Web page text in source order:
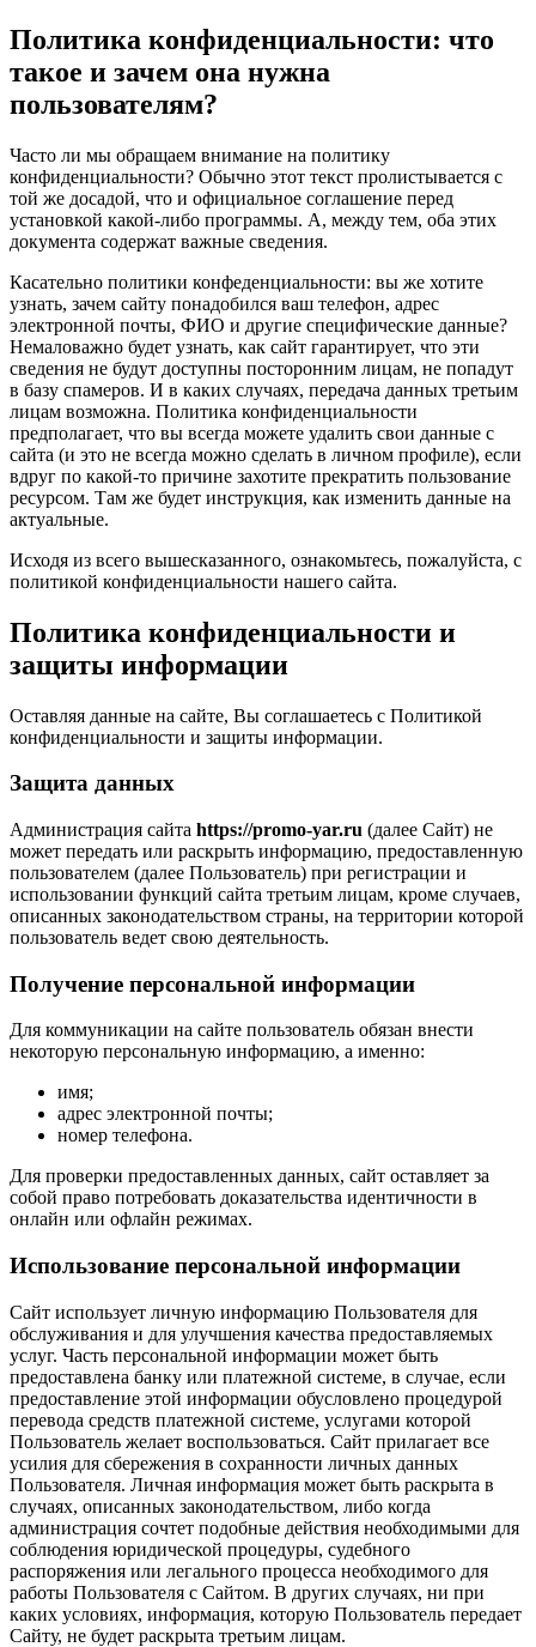
Политика конфиденциальности: что
такое и зачем она нужна
пользователям?
Часто ли мы обращаем внимание на политику
конфиденциальности? Обычно этот текст пролистывается с
той же досадой, что и официальное соглашение перед
установкой какой-либо программы. А, между тем, оба этих
документа содержат важные сведения.
Касательно политики конфеденциальности: вы же хотите
узнать, зачем сайту понадобился ваш телефон, адрес
электронной почты, ФИО и другие специфические данные?
Немаловажно будет узнать, как сайт гарантирует, что эти
сведения не будут доступны посторонним лицам, не попадут
в базу спамеров. И в каких случаях, передача данных третьим
лицам возможна. Политика конфиденциальности
предполагает, что вы всегда можете удалить свои данные с
сайта (и это не всегда можно сделать в личном профиле), если
вдруг по какой-то причине захотите прекратить пользование
ресурсом. Там же будет инструкция, как изменить данные на
актуальные.
Исходя из всего вышесказанного, ознакомьтесь, пожалуйста, с
политикой конфиденциальности нашего сайта.
Политика конфиденциальности и
защиты информации
Оставляя данные на сайте, Вы соглашаетесь с Политикой
конфиденциальности и защиты информации.
Защита данных
Администрация сайта https://promo-yar.ru (далее Сайт) не
может передать или раскрыть информацию, предоставленную
пользователем (далее Пользователь) при регистрации и
использовании функций сайта третьим лицам, кроме случаев,
описанных законодательством страны, на территории которой
пользователь ведет свою деятельность.
Получение персональной информации
Для коммуникации на сайте пользователь обязан внести
некоторую персональную информацию, а именно:
имя;
адрес электронной почты;
номер телефона.
Для проверки предоставленных данных, сайт оставляет за
собой право потребовать доказательства идентичности в
онлайн или офлайн режимах.
Использование персональной информации
Сайт использует личную информацию Пользователя для
обслуживания и для улучшения качества предоставляемых
услуг. Часть персональной информации может быть
предоставлена банку или платежной системе, в случае, если
предоставление этой информации обусловлено процедурой
перевода средств платежной системе, услугами которой
Пользователь желает воспользоваться. Сайт прилагает все
усилия для сбережения в сохранности личных данных
Пользователя. Личная информация может быть раскрыта в
случаях, описанных законодательством, либо когда
администрация сочтет подобные действия необходимыми для
соблюдения юридической процедуры, судебного
распоряжения или легального процесса необходимого для
работы Пользователя с Сайтом. В других случаях, ни при
каких условиях, информация, которую Пользователь передает
Сайту, не будет раскрыта третьим лицам.